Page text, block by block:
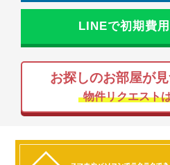
LINEで初期費
お探しのお部屋が
物件リクエスト